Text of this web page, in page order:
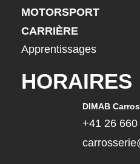
MOTORSPORT
CARRIÈRE
Apprentissages
HORAIRES
DIMAB
+41 26 660